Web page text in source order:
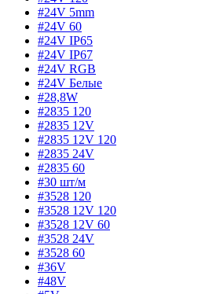
#24V 5mm
#24V 60
#24V IP65
#24V IP67
#24V RGB
#24V Белые
#28,8W
#2835 120
#2835 12V
#2835 12V 120
#2835 24V
#2835 60
#30 шт/м
#3528 120
#3528 12V 120
#3528 12V 60
#3528 24V
#3528 60
#36V
#48V